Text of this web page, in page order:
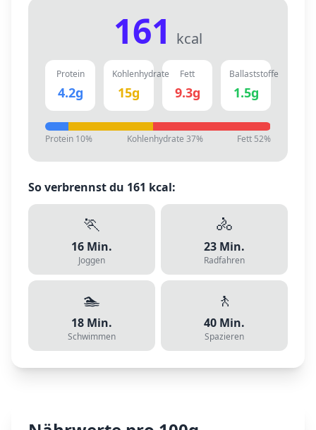
161 kcal
Protein
4.2g
Kohlenhydrate
15g
Fett
9.3g
Ballaststoffe
1.5g
Protein 10% Kohlenhydrate 37% Fett 52%
So verbrennst du 161 kcal:
🏃
16 Min.
Joggen
🚴
23 Min.
Radfahren
🏊
18 Min.
Schwimmen
🚶
40 Min.
Spazieren